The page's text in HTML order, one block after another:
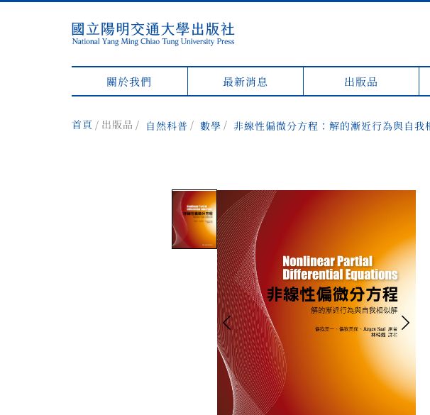
關於我們 最新消息 出版品
首頁 出版品 自然科普 數學 非線性偏微分方程：解的漸近行為與自我